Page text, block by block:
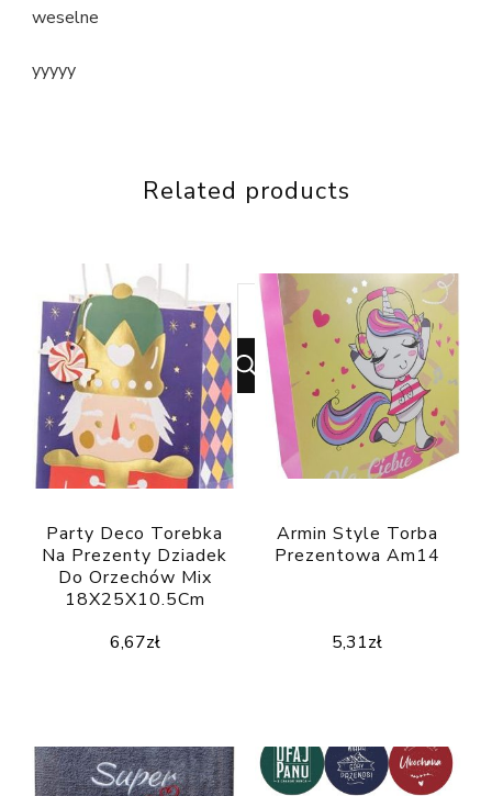
weselne
yyyyy
Related products
Party Deco Torebka
Na Prezenty Dziadek
Do Orzechów Mix
18X25X10.5Cm
6,67zł
Armin Style Torba
Prezentowa Am14
5,31zł
Looking
for
Something?